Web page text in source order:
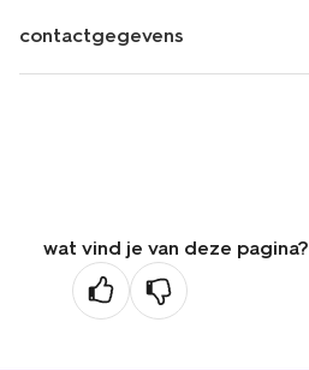
contactgegevens
wat vind je van deze pagina?